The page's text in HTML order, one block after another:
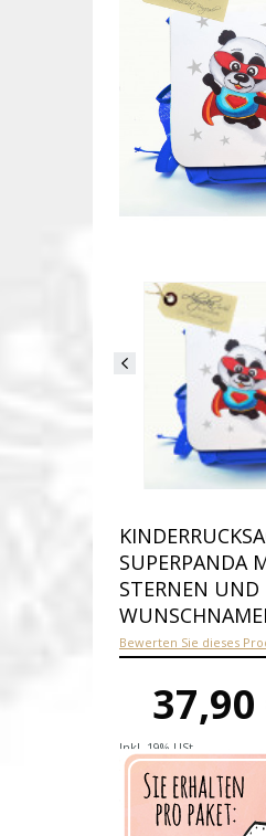
SUPERPANDA
STERNEN UND
Bewerten Sie dieses
37,90
Inkl. 19% USt.
Versandkosten
Produktnummer:kgn023
Verfügbarkeit:Auf Lager
Lieferzeit: 2 - 3 Werktage